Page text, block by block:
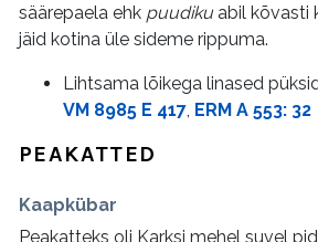
säärepaela ehk puudikuabil kõvasti
jäid kotina üle sideme rippuma.
Lihtsama lõikega linased
VM 8985 E 417, ERM A 553: 32
PEAKATTED
Kaapkübar
Peakatteks oli Karksi mehel suvel